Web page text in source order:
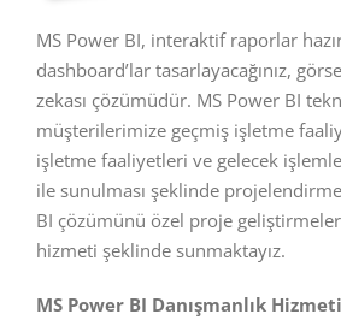
MS Power BI, interaktif raporlar
dashboard’lar tasarlayacağınız,
zekası çözümüdür. MS Power BI
müşterilerimize geçmiş işletme
işletme faaliyetleri ve gelecek
ile sunulması şeklinde
BI çözümünü özel proje
hizmeti şeklinde sunmaktayız.
MS Power BI Danışmanlık Hizmeti